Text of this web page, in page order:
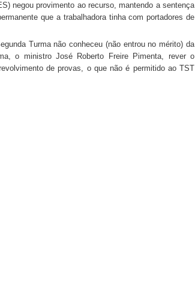
negou provimento ao recurso, mantendo a sentença
que a trabalhadora tinha com portadores de
Turma não conheceu (não entrou no mérito) da
o ministro José Roberto Freire Pimenta, rever o
de provas, o que não é permitido ao TST